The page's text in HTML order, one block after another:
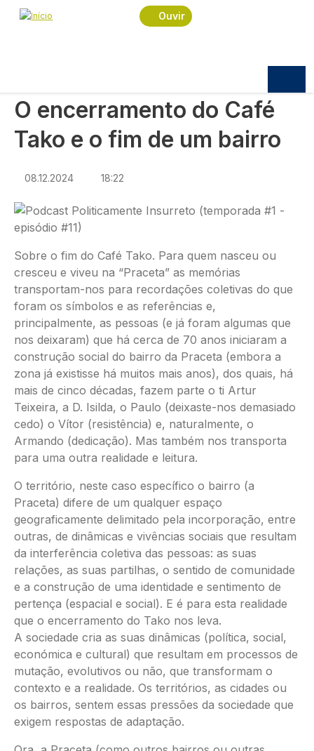
Passar para o conteúdo principal
Ouvir
Navegação estrutural
Início
O encerramento do Café Tako e o fim de um
O encerramento do Café
Tako e o fim de um bairro
08.12.2024 18:22
Sobre o fim do Café Tako. Para quem nasceu ou
cresceu e viveu na “Praceta” as memórias
transportam-nos para recordações coletivas do que
foram os símbolos e as referências e,
principalmente, as pessoas (e já foram algumas que
nos deixaram) que há cerca de 70 anos iniciaram a
construção social do bairro da Praceta (embora a
zona já existisse há muitos mais anos), dos quais, há
mais de cinco décadas, fazem parte o ti Artur
Teixeira, a D. Isilda, o Paulo (deixaste-nos demasiado
cedo) o Vítor (resistência) e, naturalmente, o
Armando (dedicação). Mas também nos transporta
para uma outra realidade e leitura.
O território, neste caso específico o bairro (a
Praceta) difere de um qualquer espaço
geograficamente delimitado pela incorporação, entre
outras, de dinâmicas e vivências sociais que resultam
da interferência coletiva das pessoas: as suas
relações, as suas partilhas, o sentido de comunidade
e a construção de uma identidade e sentimento de
pertença (espacial e social). E é para esta realidade
que o encerramento do Tako nos leva.
A sociedade cria as suas dinâmicas (política, social,
económica e cultural) que resultam em processos de
mutação, evolutivos ou não, que transformam o
contexto e a realidade. Os territórios, as cidades ou
os bairros, sentem essas pressões da sociedade que
exigem respostas de adaptação.